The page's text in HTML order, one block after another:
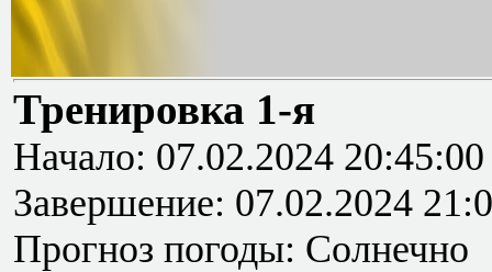
Тренировка 1-я
Начало: 07.02.2024 20:45:00
Завершение: 07.02.2024
Прогноз погоды: Солнечно